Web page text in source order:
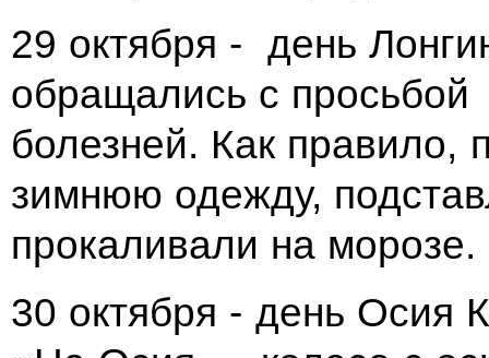
29 октября - день
обращались с просьбой
болезней. Как правило,
зимнюю одежду,
прокаливали на морозе.
30 октября - день Осия